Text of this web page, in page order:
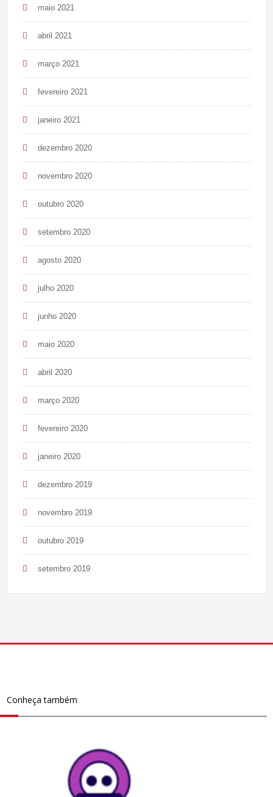
maio 2021
abril 2021
março 2021
fevereiro 2021
janeiro 2021
dezembro 2020
novembro 2020
outubro 2020
setembro 2020
agosto 2020
julho 2020
junho 2020
maio 2020
abril 2020
março 2020
fevereiro 2020
janeiro 2020
dezembro 2019
novembro 2019
outubro 2019
setembro 2019
Conheça também